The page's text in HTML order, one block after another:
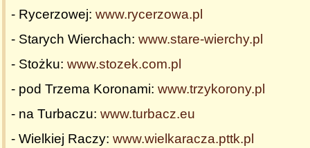
- Rycerzowej: www.rycerzowa.pl
- Starych Wierchach: www.stare-wierchy.pl
- Stożku: www.stozek.com.pl
- pod Trzema Koronami: www.trzykorony.pl
- na Turbaczu: www.turbacz.eu
- Wielkiej Raczy: www.wielkaracza.pttk.pl